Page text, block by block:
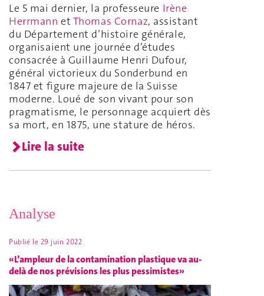
Le 5 mai dernier, la professeure Irène
Herrmann et Thomas Cornaz, assistant
du Département d’histoire générale,
organisaient une journée d’études
consacrée à Guillaume Henri Dufour,
général victorieux du Sonderbund en
1847 et figure majeure de la Suisse
moderne. Loué de son vivant pour son
pragmatisme, le personnage acquiert dès
sa mort, en 1875, une stature de héros.
Lire la suite
Analyse
Publié le 29 juin 2022
«L’ampleur de la contamination plastique va au-
delà de nos prévisions les plus pessimistes»